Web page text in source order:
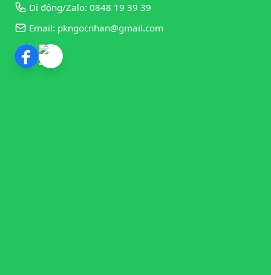
Di động/Zalo: 0848 19 39 39
Email: pkngocnhan@gmail.com